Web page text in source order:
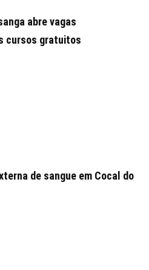
abre vagas
cursos gratuitos
de sangue em Cocal do